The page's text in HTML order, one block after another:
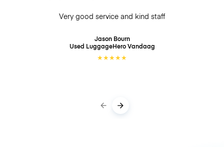
Very good service and kind staff
Jason Bourn
Used LuggageHeroVandaag
★★★★★